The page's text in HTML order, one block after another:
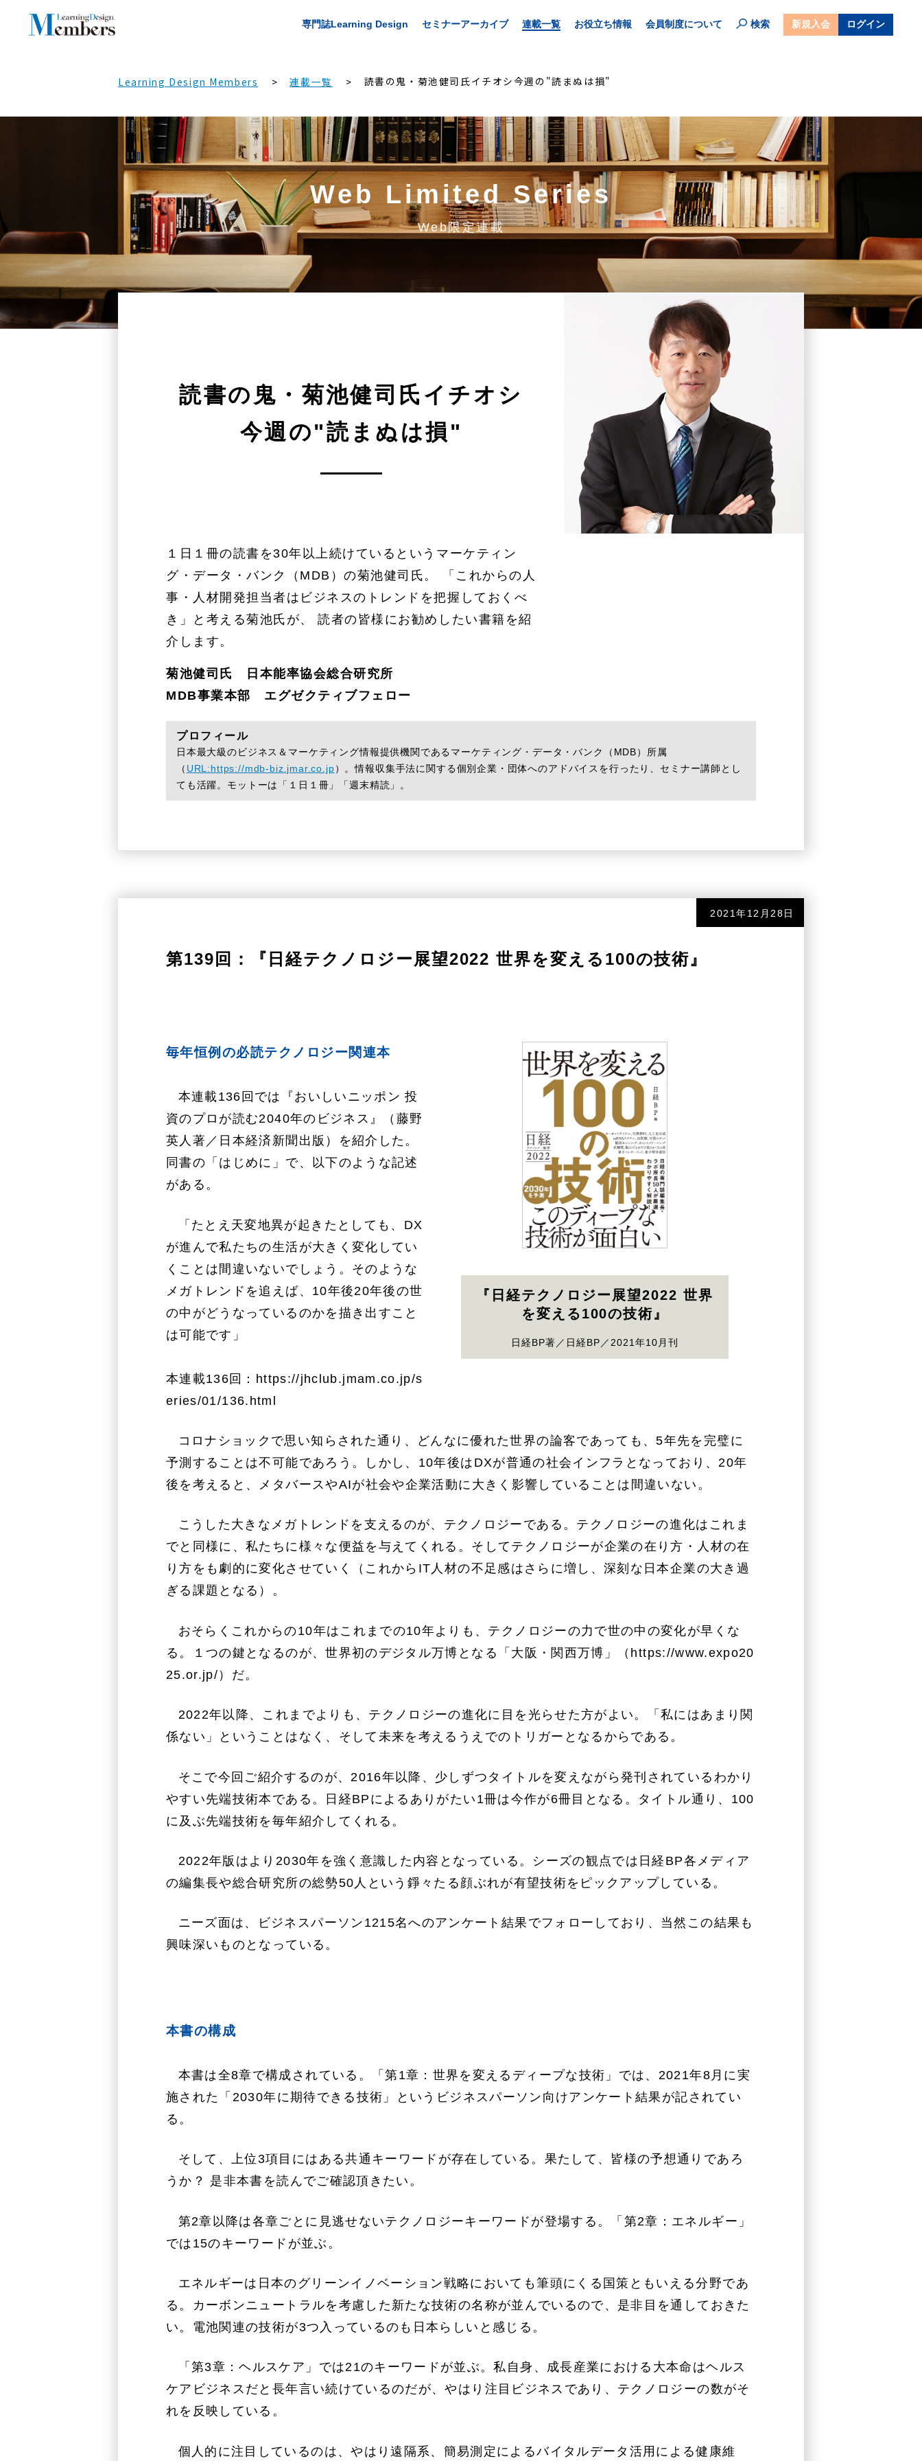
専門誌Learning Design セミナーアーカイブ 連載一覧 お役立ち情報 会員制度について 検索 新規入会 ログイン
Learning Design Members 連載一覧 読書の鬼・菊池健司氏イチオシ今週の"読まぬは損"
Web Limited Series
Web限定連載
読書の鬼・菊池健司氏イチオシ
今週の"読まぬは損"
１日１冊の読書を30年以上続けているというマーケティン
グ・データ・バンク（MDB）の菊池健司氏。 「これからの人
事・人材開発担当者はビジネスのトレンドを把握しておくべ
き」と考える菊池氏が、 読者の皆様にお勧めしたい書籍を紹
介します。
菊池健司氏 日本能率協会総合研究所
MDB事業本部 エグゼクティブフェロー
プロフィール
日本最大級のビジネス＆マーケティング情報提供機関であるマーケティング・データ・バンク（MDB）所属
（ URL:https://mdb-biz.jmar.co.jp ）。情報収集手法に関する個別企業・団体へのアドバイスを行ったり、セミナー講師とし
ても活躍。モットーは「１日１冊」「週末精読」。
2021年12月28日
第139回：『日経テクノロジー展望2022 世界を変える100の技術』
『日経テクノロジー展望2022 世界
を変える100の技術』
日経BP著／日経BP／2021年10月刊
毎年恒例の必読テクノロジー関連本
本連載136回では『おいしいニッポン 投
資のプロが読む2040年のビジネス』（藤野
英人著／日本経済新聞出版）を紹介した。
同書の「はじめに」で、以下のような記述
がある。
「たとえ天変地異が起きたとしても、DX
が進んで私たちの生活が大きく変化してい
くことは間違いないでしょう。そのような
メガトレンドを追えば、10年後20年後の世
の中がどうなっているのかを描き出すこと
は可能です」
本連載136回： https://jhclub.jmam.co.jp/s
eries/01/136.html
コロナショックで思い知らされた通り、どんなに優れた世界の論客であっても、5年先を完璧に
予測することは不可能であろう。しかし、10年後はDXが普通の社会インフラとなっており、20年
後を考えると、メタバースやAIが社会や企業活動に大きく影響していることは間違いない。
こうした大きなメガトレンドを支えるのが、テクノロジーである。テクノロジーの進化はこれま
でと同様に、私たちに様々な便益を与えてくれる。そしてテクノロジーが企業の在り方・人材の在
り方をも劇的に変化させていく（これからIT人材の不足感はさらに増し、深刻な日本企業の大き過
ぎる課題となる）。
おそらくこれからの10年はこれまでの10年よりも、テクノロジーの力で世の中の変化が早くな
る。１つの鍵となるのが、世界初のデジタル万博となる「大阪・関西万博」（ https://www.expo20
25.or.jp/ ）だ。
2022年以降、これまでよりも、テクノロジーの進化に目を光らせた方がよい。「私にはあまり関
係ない」ということはなく、そして未来を考えるうえでのトリガーとなるからである。
そこで今回ご紹介するのが、2016年以降、少しずつタイトルを変えながら発刊されているわかり
やすい先端技術本である。日経BPによるありがたい1冊は今作が6冊目となる。タイトル通り、100
に及ぶ先端技術を毎年紹介してくれる。
2022年版はより2030年を強く意識した内容となっている。シーズの観点では日経BP各メディア
の編集長や総合研究所の総勢50人という錚々たる顔ぶれが有望技術をピックアップしている。
ニーズ面は、ビジネスパーソン1215名へのアンケート結果でフォローしており、当然この結果も
興味深いものとなっている。
本書の構成
本書は全8章で構成されている。「第1章：世界を変えるディープな技術」では、2021年8月に実
施された「2030年に期待できる技術」というビジネスパーソン向けアンケート結果が記されてい
る。
そして、上位3項目にはある共通キーワードが存在している。果たして、皆様の予想通りであろ
うか？ 是非本書を読んでご確認頂きたい。
第2章以降は各章ごとに見逃せないテクノロジーキーワードが登場する。「第2章：エネルギー」
では15のキーワードが並ぶ。
エネルギーは日本のグリーンイノベーション戦略においても筆頭にくる国策ともいえる分野であ
る。カーボンニュートラルを考慮した新たな技術の名称が並んでいるので、是非目を通しておきた
い。電池関連の技術が3つ入っているのも日本らしいと感じる。
「第3章：ヘルスケア」では21のキーワードが並ぶ。私自身、成長産業における大本命はヘルス
ケアビジネスだと長年言い続けているのだが、やはり注目ビジネスであり、テクノロジーの数がそ
れを反映している。
個人的に注目しているのは、やはり遠隔系、簡易測定によるバイタルデータ活用による健康維